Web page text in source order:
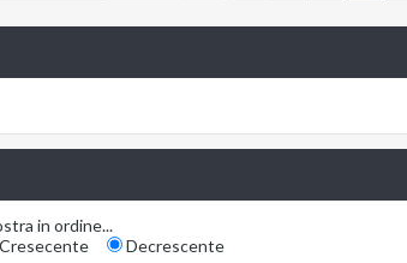
in ordine...
Cresecente
Decrescente